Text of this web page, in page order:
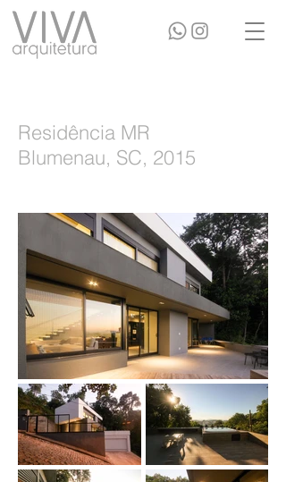
Residência MR
Blumenau, SC, 2015